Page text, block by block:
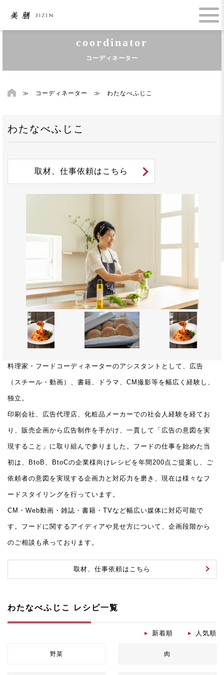
coordinator
コーディネーター
≫ コーディネーター ≫ わたなべふじこ
わたなべふじこ
取材、仕事依頼はこちら
料理家・フードコーディネーターのアシスタントとして、広告
（スチール・動画）、書籍、ドラマ、CM撮影等を幅広く経験し、
独立。
印刷会社、広告代理店、化粧品メーカーでの社会人経験を経てお
り、販売企画から広告制作を手がけ、一貫して「広告の意図を実
現すること」に取り組んで参りました。フードの仕事を始めた当
初は、BtoB、BtoCの企業様向けレシピを年間200点ご提案し、ご
依頼者の意図を実現する企画力と対応力を磨き、現在は様々なフ
ードスタイリングを行っています。
CM・Web動画・雑誌・書籍・TVなど幅広い媒体に対応可能で
す。フードに関するアイディアや見せ方について、企画段階から
のご相談も承っております。
取材、仕事依頼はこちら
わたなべふじこ レシピ一覧
新着順 人気順
野菜 肉